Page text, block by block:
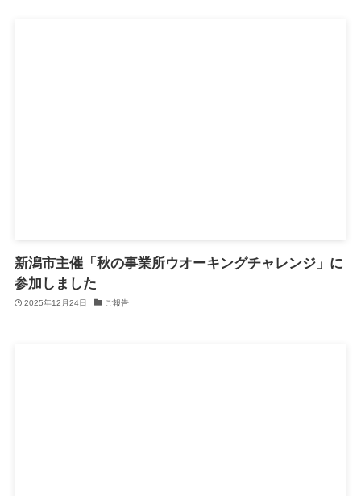
新潟市主催「秋の事業所ウオーキングチャレンジ」に
参加しました
2025年12月24日 ご報告